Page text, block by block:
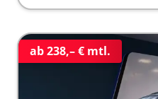
ab 238,– € mtl.